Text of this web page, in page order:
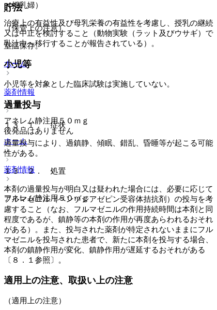
貯法
（保管上の注意）
室温保存。
ホーム
薬剤情報
アネレム静注用５０ｍｇ
後発品はありません
ホーム
薬剤情報
アネレム静注用５０ｍｇ
（授乳婦）
治療上の有益性及び母乳栄養の有益性を考慮し、授乳の継続
又は中止を検討すること（動物実験（ラット及びウサギ）で
乳汁中へ移行することが報告されている）。
小児等
小児等を対象とした臨床試験は実施していない。
過量投与
１３．１． 症状
過量投与により、過鎮静、傾眠、錯乱、昏睡等が起こる可能
性がある。
１３．２． 処置
本剤の過量投与が明白又は疑われた場合には、必要に応じて
フルマゼニル（ベンゾジアゼピン受容体拮抗剤）の投与を考
慮すること（なお、フルマゼニルの作用持続時間は本剤と同
程度であるが、鎮静等の本剤の作用が再度あらわれるおそれ
がある）。また、投与された薬剤が特定されないままにフル
マゼニルを投与された患者で、新たに本剤を投与する場合、
本剤の鎮静作用が変化、鎮静作用が遅延するおそれがある
〔８．１参照〕。
適用上の注意、取扱い上の注意
（適用上の注意）